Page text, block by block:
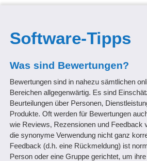
Software-Tipps
Was sind Bewertungen?
Bewertungen sind in nahezu sämtlichen
Bereichen allgegenwärtig. Es sind
Beurteilungen über Personen,
Produkte. Oft werden für Bewertungen
wie Reviews, Rezensionen und Feedback
die synonyme Verwendung nicht ganz
Feedback (d.h. eine Rückmeldung) ist
Person oder eine Gruppe gerichtet, um